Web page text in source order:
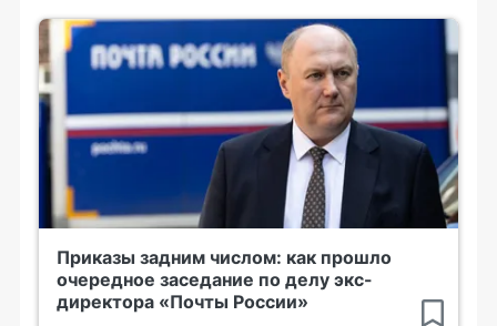
Приказы задним числом: как прошло
очередное заседание по делу экс-
директора «Почты России»